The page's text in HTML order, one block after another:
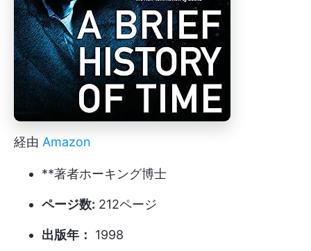
経由 Amazon
**著者ホーキング博士
ページ数: 212ページ
出版年： 1998